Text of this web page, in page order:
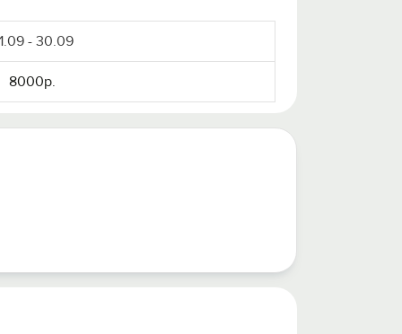
- 30.09
8000р.